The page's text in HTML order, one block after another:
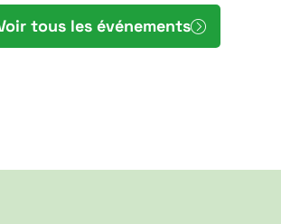
tous les événements